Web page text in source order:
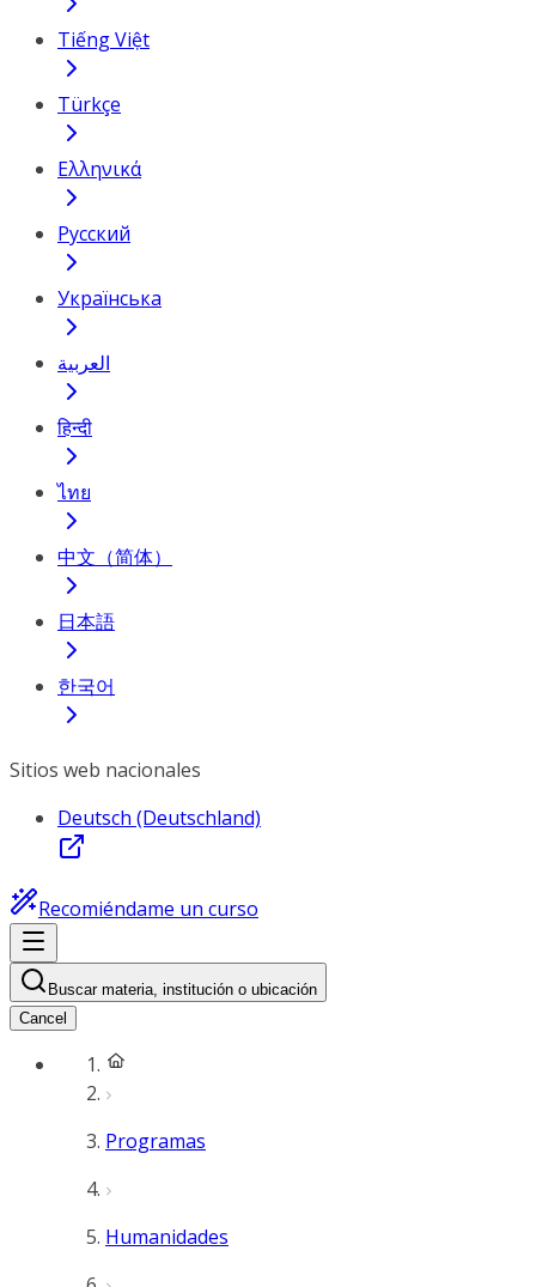
Tiếng Việt
Türkçe
Ελληνικά
Русский
Українська
العربية
हिन्दी
ไทย
中文（简体）
日本語
한국어
Sitios web nacionales
Deutsch (Deutschland)
Recomiéndame un curso
Buscar materia, institución o ubicación
Cancel
Programas
Humanidades